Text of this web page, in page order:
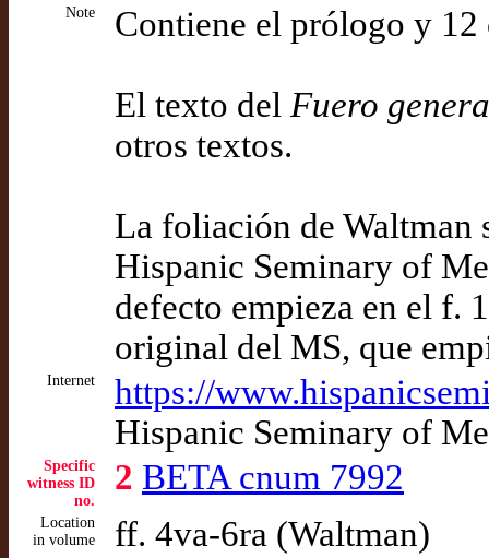
Note Contiene el prólogo y 12
El texto del Fuero
otros textos.
La foliación de Waltman
Hispanic Seminary of
defecto empieza en el f.
original del MS, que
Internet
https://
Hispanic Seminary of
Specific
witness ID
no.
2 BETA cnum 7992
Location
in volume
ff. 4va-6ra (Waltman)